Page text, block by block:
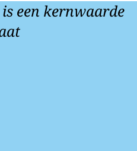
een kernwaarde